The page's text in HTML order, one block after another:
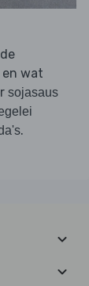
en wat
sojasaus
.